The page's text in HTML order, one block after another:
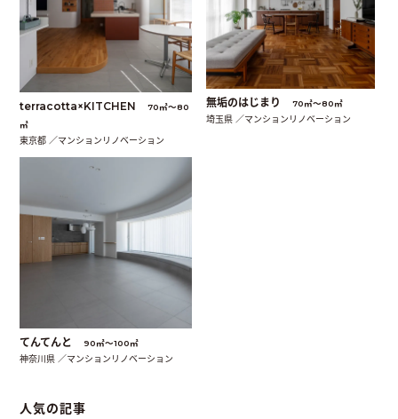
terracotta×KITCHEN
70㎡〜80
㎡
東京都 ／マンションリノベーション
無垢のはじまり 70㎡〜80㎡
埼玉県 ／マンションリノベーション
てんてんと 90㎡〜100㎡
神奈川県 ／マンションリノベーション
人気の記事